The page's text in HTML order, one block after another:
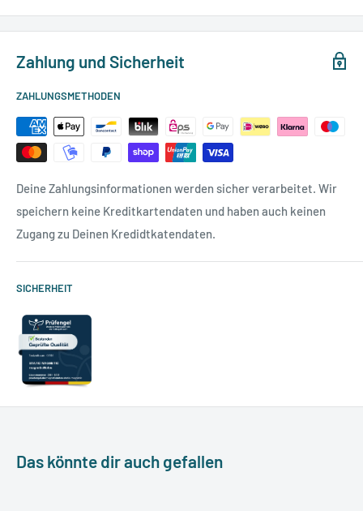
Zahlung und Sicherheit
ZAHLUNGSMETHODEN
Deine Zahlungsinformationen werden sicher verarbeitet. Wir
speichern keine Kreditkartendaten und haben auch keinen
Zugang zu Deinen Kredidtkatendaten.
SICHERHEIT
Das könnte dir auch gefallen